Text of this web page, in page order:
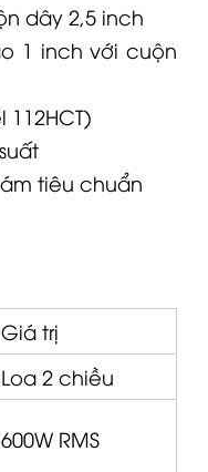
dây 2,5 inch
1 inch với cuộn
tiêu chuẩn
Giá trị
Loa 2 chiều
600W RMS